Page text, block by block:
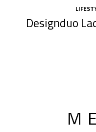
Designduo